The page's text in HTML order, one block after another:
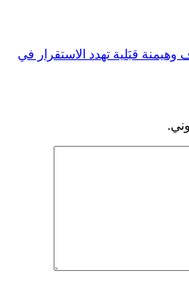
قبَلية تهدد الاستقرار في